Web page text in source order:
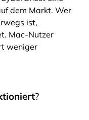
dem Markt. Wer
ist,
Mac-Nutzer
weniger
?